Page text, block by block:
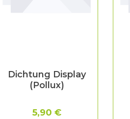
Dichtung Display
(Pollux)
5,90 €